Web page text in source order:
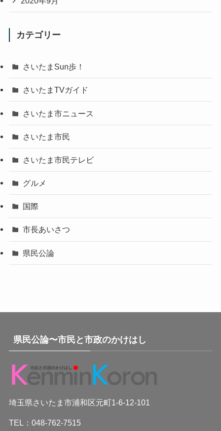
カテゴリー
さいたまSun歩！
さいたまTVガイド
さいたま市ニュース
さいたま市民
さいたま市民テレビ
グルメ
国際
市長あいさつ
県民公論
県民公論〜市民と市政のかけはし
埼玉県さいたま市浦和区元町1-6-12-101
TEL：048-762-7515